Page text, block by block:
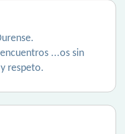
...os sin
respeto.